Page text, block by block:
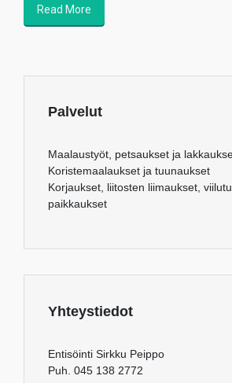
Read More
Palvelut
Maalaustyöt, petsaukset ja
Koristemaalaukset ja tuunaukset
Korjaukset, liitosten liimaukset,
paikkaukset
Yhteystiedot
Entisöinti Sirkku Peippo
Puh. 045 138 2772